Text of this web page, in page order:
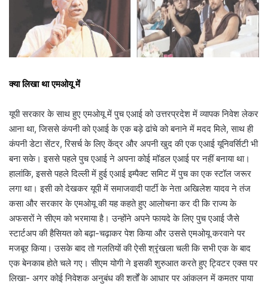
क्या लिखा था एमओयू में
यूपी सरकार के साथ हुए एमओयू में पुच एआई को उत्तरप्रदेश में व्यापक निवेश लेकर
आना था, जिससे कंपनी को एआई के एक बड़े ढांचे को बनाने में मदद मिले, साथ ही
कंपनी डेटा सेंटर, रिसर्च के लिए केंद्र और अपनी खुद की एक एआई यूनिवर्सिटी भी
बना सके। इससे पहले पुच एआई ने अपना कोई मॉडल एआई पर नहीं बनाया था।
हालांकि, इससे पहले दिल्ली में हुई एआई इम्पैक्ट समिट में पुच का एक स्टॉल जरूर
लगा था। इसी को देखकर यूपी में समाजवादी पार्टी के नेता अखिलेश यादव ने तंज
कसा और सरकार के एमओयू की यह कहते हुए आलोचना कर दी कि राज्य के
अफसरों ने सीएम को भरमाया है। उन्होंने अपने फायदे के लिए पुच एआई जैसे
स्टार्टअप की हैसियत को बढ़ा-चढ़ाकर पेश किया और उससे एमओयू करवाने पर
मजबूर किया। उसके बाद तो गलतियों की ऐसी श्रृंखला चली कि सभी एक के बाद
एक बेनकाब होते चले गए। सीएम योगी ने इसकी शुरुआत करते हुए ट्विटर एक्स पर
लिखा- अगर कोई निवेशक अनुबंध की शर्तों के आधार पर आंकलन में कमतर पाया